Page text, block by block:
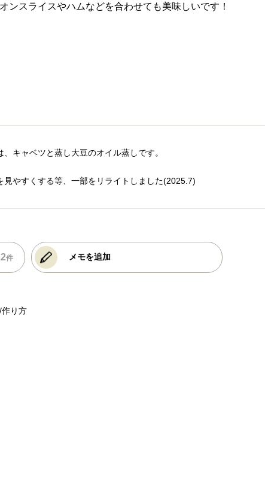
ンスライスやハムなどを合わせても美味しいです！
キャベツと蒸し大豆のオイル蒸しです。
見やすくする等、一部をリライトしました(2025.7)
件 メモを追加
り方